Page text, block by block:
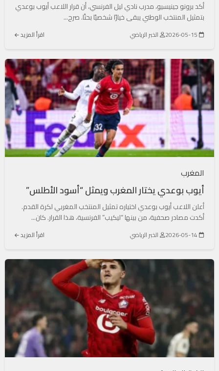
أكد برونو جينيسيو، مدرب نادي ليل الفرنسي، أن قرار اللاعب أيوب بوعدي
بتمثيل المنتخب الوطني يبقى خيارًا شخصيًا بحتًا. صرح...
الخبر الرياضي اقرأ المزيد
المغرب
أيوب بوعدي يختار المغرب ويمثل “أسود الأطلس”
أعلن اللاعب أيوب بوعدي اختياره تمثيل المنتخب المغربي لكرة القدم.
أكدت مصادر صحفية، من بينها “ليكيب” الفرنسية، هذا القرار. كان...
الخبر الرياضي اقرأ المزيد